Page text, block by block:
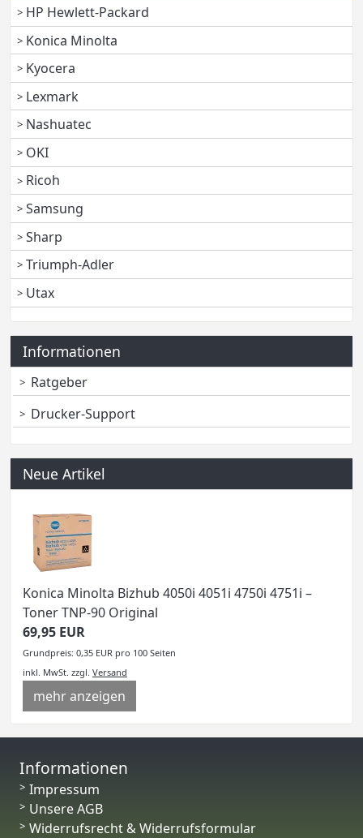
HP Hewlett-Packard
Konica Minolta
Kyocera
Lexmark
Nashuatec
OKI
Ricoh
Samsung
Sharp
Triumph-Adler
Utax
Informationen
Ratgeber
Drucker-Support
Neue Artikel
Konica Minolta Bizhub 4050i 4051i 4750i 4751i –
Toner TNP-90 Original
69,95 EUR
Grundpreis: 0,35 EUR pro 100 Seiten
inkl. MwSt. zzgl. Versand
mehr anzeigen
Informationen
Impressum
Unsere AGB
Widerrufsrecht & Widerrufsformular